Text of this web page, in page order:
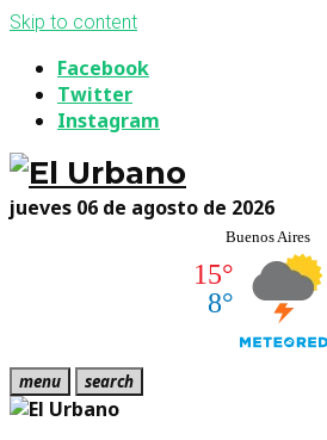
Skip to content
Facebook
Twitter
Instagram
jueves 06 de agosto de 2026
menu search